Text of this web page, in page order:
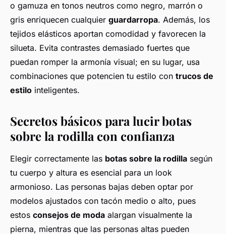
o gamuza en tonos neutros como negro, marrón o
gris enriquecen cualquier guardarropa. Además, los
tejidos elásticos aportan comodidad y favorecen la
silueta. Evita contrastes demasiado fuertes que
puedan romper la armonía visual; en su lugar, usa
combinaciones que potencien tu estilo con trucos de
estilo inteligentes.
Secretos básicos para lucir botas
sobre la rodilla con confianza
Elegir correctamente las botas sobre la rodilla según
tu cuerpo y altura es esencial para un look
armonioso. Las personas bajas deben optar por
modelos ajustados con tacón medio o alto, pues
estos consejos de moda alargan visualmente la
pierna, mientras que las personas altas pueden